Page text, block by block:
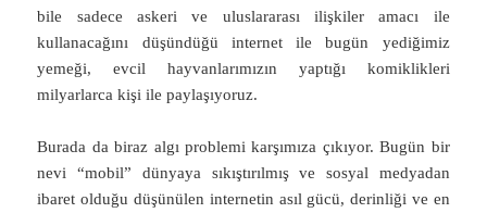
bile sadece askeri ve uluslararası ilişkiler amacı ile
kullanacağını düşündüğü internet ile bugün yediğimiz
yemeği, evcil hayvanlarımızın yaptığı komiklikleri
milyarlarca kişi ile paylaşıyoruz.
Burada da biraz algı problemi karşımıza çıkıyor. Bugün bir
nevi “mobil” dünyaya sıkıştırılmış ve sosyal medyadan
ibaret olduğu düşünülen internetin asıl gücü, derinliği ve en